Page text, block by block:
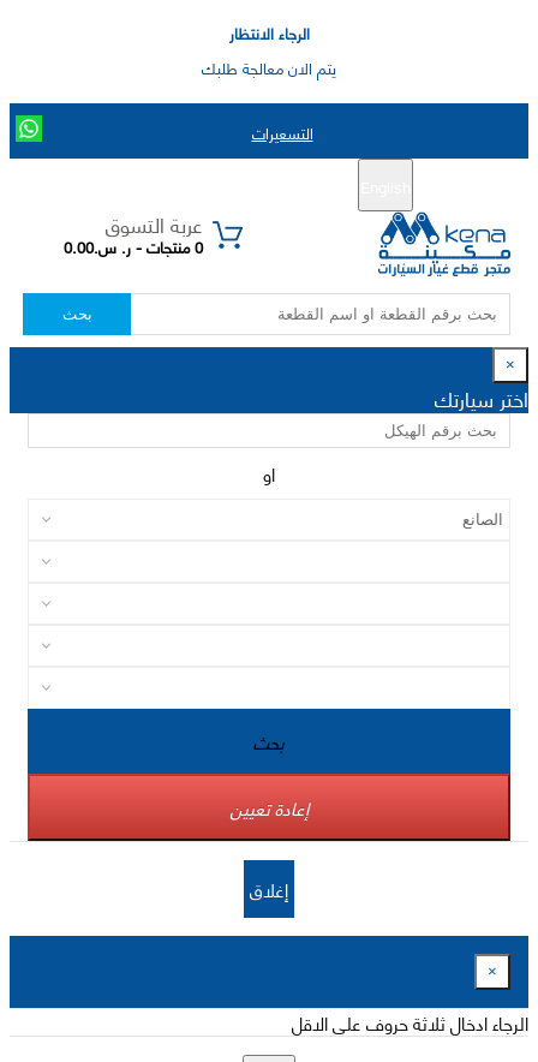
الرجاء الانتظار
يتم الان معالجة طلبك
التسعيرات
عربة التسوق
0 منتجات - ر. س.0.00
بحث
×
اختر سيارتك
او
بحث
إعادة تعيين
إغلاق
×
الرجاء ادخال ثلاثة حروف على الاقل